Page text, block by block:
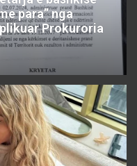
para” nga
Prokuroria